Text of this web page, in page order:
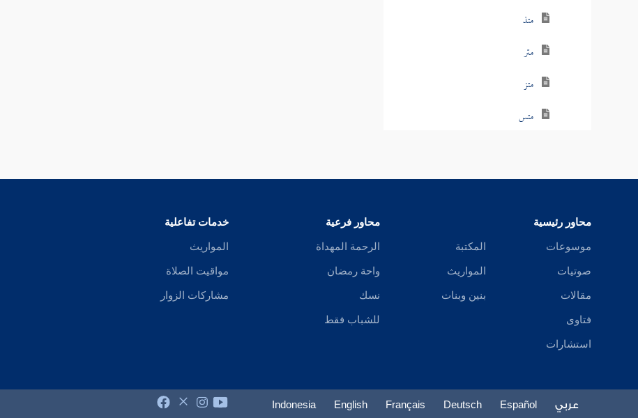
متذ
متر
متز
متس
متع
مثث
محاور رئيسية
موسوعات
صوتيات
مقالات
فتاوى
استشارات
المكتبة
المواريث
بنين وبنات
محاور فرعية
الرحمة المهداة
واحة رمضان
نسك
للشباب فقط
خدمات تفاعلية
المواريث
مواقيت الصلاة
مشاركات الزوار
عربي Español
Deutsch
Français
English
Indonesia